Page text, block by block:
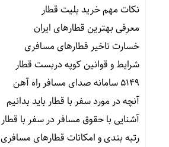
نکات مهم خرید بلیت قطار
معرفی بهترین قطارهای ایران
خسارت تاخیر قطارهای مسافری
شرایط و قوانین کوپه دربست قطار
۵۱۴۹ سامانه صدای مسافر راه آهن
آنچه در مورد سفر با قطار باید بدانیم
آشنایی با حقوق مسافر در سفر با قطار
رتبه بندی و امکانات قطارهای مسافری